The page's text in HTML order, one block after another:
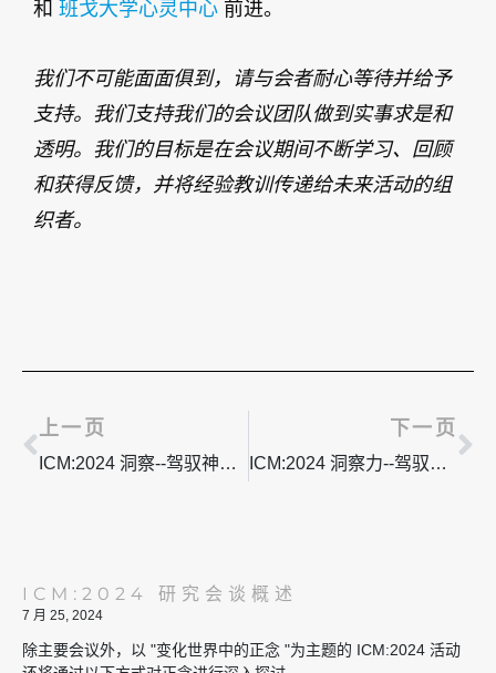
和 班戈大学心灵中心 前进。
我们不可能面面俱到，请与会者耐心等待并给予
支持。我们支持我们的会议团队做到实事求是和
透明。我们的目标是在会议期间不断学习、回顾
和获得反馈，并将经验教训传递给未来活动的组
织者。
上一页
上一页
ICM:2024 洞察--驾驭神经多样性 PT.2
下一页
ICM:2024 洞察力--驾驭神经多样性 PT.4
ICM:2024 研究会谈概述
7 月 25, 2024
除主要会议外，以 "变化世界中的正念 "为主题的 ICM:2024 活动